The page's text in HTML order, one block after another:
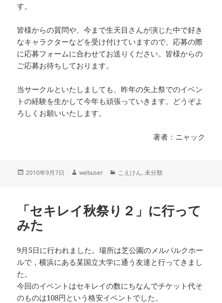
す。
皆様からの質問や、今まで生天目さんが演じた中で好き
なキャラクターなどを受け付けていますので、応募の際
に応募フォームに合わせてお送りください。皆様からの
ご応募お待ちしております。
当サークルといたしましても、昨年の矢上祭でのイベン
トの経験を生かして今年も頑張っていきます。どうぞよ
ろしくお願いいたします。
著者：ニャック
投
2010年9月7日
作
webuser
カ
ー
こえけん,未分類
「セキレイ秋祭り２」に行って
みた
9月5日に行われました。場所は芝公園のメルパルクホー
ルで，横浜にある某国立大学に通う友達と行ってきまし
た。
今回のイベントはセキレイの数にちなんでチケット代そ
のものは108円という格安イベントでした。